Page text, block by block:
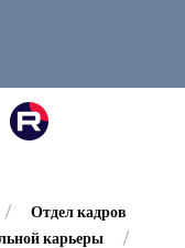
Отдел кадров
карьеры